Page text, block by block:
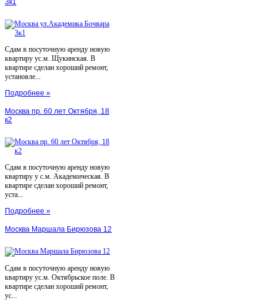
3к1
Сдам в посуточную аренду новую
квартиру ус.м. Щукинская. В
квартире сделан хороший ремонт,
установле...
Подробнее »
Москва пр. 60 лет Октября, 18
к2
Сдам в посуточную аренду новую
квартиру у с.м. Академическая. В
квартире сделан хороший ремонт,
уста...
Подробнее »
Москва Маршала Бирюзова 12
Сдам в посуточную аренду новую
квартиру ус.м. Октябрьское поле. В
квартире сделан хороший ремонт,
ус...